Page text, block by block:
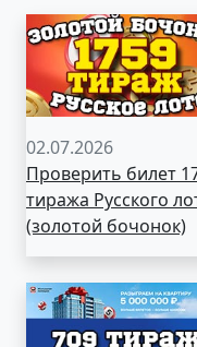
02.07.2026
Проверить билет
тиража Русского
(золотой бочонок)